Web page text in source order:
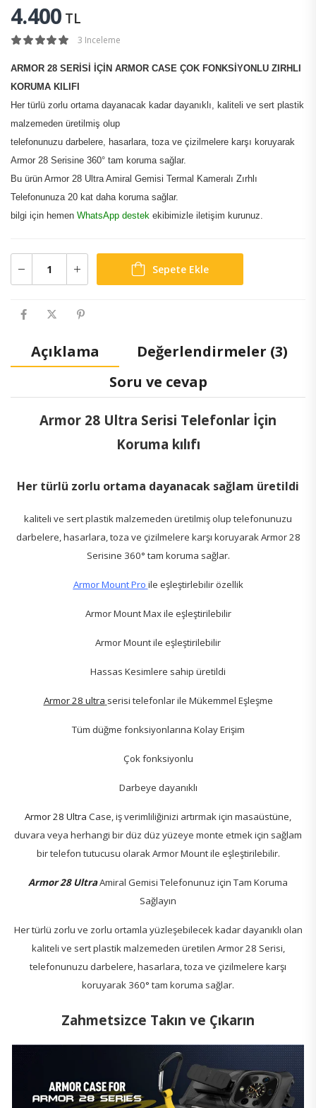
4.400 TL
3 Inceleme
ARMOR 28 SERİSİ İÇİN ARMOR CASE ÇOK FONKSİYONLU ZIRHLI
KORUMA KILIFI
Her türlü zorlu ortama dayanacak kadar dayanıklı, kaliteli ve sert plastik
malzemeden üretilmiş olup
telefonunuzu darbelere, hasarlara, toza ve çizilmelere karşı koruyarak
Armor 28 Serisine 360° tam koruma sağlar.
Bu ürün Armor 28 Ultra Amiral Gemisi Termal Kameralı Zırhlı
Telefonunuza 20 kat daha koruma sağlar.
bilgi için hemen WhatsApp destek ekibimizle iletişim kurunuz.
Sepete Ekle
Açıklama
Değerlendirmeler (3)
Soru ve cevap
Armor 28 Ultra Serisi Telefonlar İçin
Koruma kılıfı
Her türlü zorlu ortama dayanacak sağlam üretildi
kaliteli ve sert plastik malzemeden üretilmiş olup telefonunuzu
darbelere, hasarlara, toza ve çizilmelere karşı koruyarak Armor 28
Serisine 360° tam koruma sağlar.
Armor Mount Pro ile eşleştirlebilir özellik
Armor Mount Max ile eşleştirilebilir
Armor Mount ile eşleştirilebilir
Hassas Kesimlere sahip üretildi
Armor 28 ultra serisi telefonlar ile Mükemmel Eşleşme
Tüm düğme fonksiyonlarına Kolay Erişim
Çok fonksiyonlu
Darbeye dayanıklı
Armor 28 Ultra Case, iş verimliliğinizi artırmak için masaüstüne,
duvara veya herhangi bir düz düz yüzeye monte etmek için sağlam
bir telefon tutucusu olarak Armor Mount ile eşleştirilebilir.
Armor 28 UltraAmiral Gemisi Telefonunuz için Tam Koruma
Sağlayın
Her türlü zorlu ve zorlu ortamla yüzleşebilecek kadar dayanıklı olan
kaliteli ve sert plastik malzemeden üretilen Armor 28 Serisi,
telefonunuzu darbelere, hasarlara, toza ve çizilmelere karşı
koruyarak 360° tam koruma sağlar.
Zahmetsizce Takın ve Çıkarın